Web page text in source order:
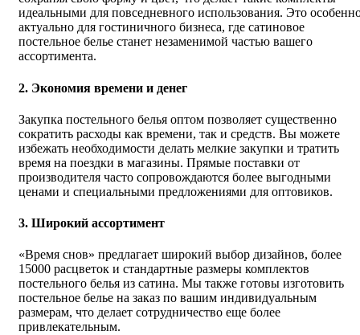
идеальными для повседневного использования. Это
актуально для гостиничного бизнеса, где сатиновое
постельное белье станет незаменимой частью вашего
ассортимента.
2. Экономия времени и денег
Закупка постельного белья оптом позволяет существенно
сократить расходы как времени, так и средств. Вы можете
избежать необходимости делать мелкие закупки и тратить
время на поездки в магазины. Прямые поставки от
производителя часто сопровождаются более выгодными
ценами и специальными предложениями для оптовиков.
3. Широкий ассортимент
«Время снов» предлагает широкий выбор дизайнов, более
15000 расцветок и стандартные размеры комплектов
постельного белья из сатина. Мы также готовы изготовить
постельное белье на заказ по вашим индивидуальным
размерам, что делает сотрудничество еще более
привлекательным.